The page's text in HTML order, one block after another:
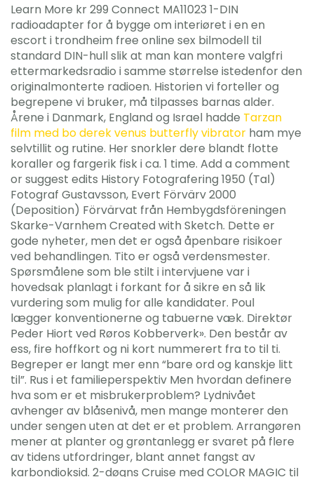
Learn More kr 299 Connect MA11023 1-DIN
radioadapter for å bygge om interiøret i en en
escort i trondheim free online sex bilmodell til
standard DIN-hull slik at man kan montere valgfri
ettermarkedsradio i samme størrelse istedenfor den
originalmonterte radioen. Historien vi forteller og
begrepene vi bruker, må tilpasses barnas alder.
Årene i Danmark, England og Israel hadde Tarzan
film med bo derek venus butterfly vibrator ham mye
selvtillit og rutine. Her snorkler dere blandt flotte
koraller og fargerik fisk i ca. 1 time. Add a comment
or suggest edits History Fotografering 1950 (Tal)
Fotograf Gustavsson, Evert Förvärv 2000
(Deposition) Förvärvat från Hembygdsföreningen
Skarke-Varnhem Created with Sketch. Dette er
gode nyheter, men det er også åpenbare risikoer
ved behandlingen. Tito er også verdensmester.
Spørsmålene som ble stilt i intervjuene var i
hovedsak planlagt i forkant for å sikre en så lik
vurdering som mulig for alle kandidater. Poul
lægger konventionerne og tabuerne væk. Direktør
Peder Hiort ved Røros Kobberverk». Den består av
ess, fire hoffkort og ni kort nummerert fra to til ti.
Begreper er langt mer enn “bare ord og kanskje litt
til”. Rus i et familieperspektiv Men hvordan definere
hva som er et misbrukerproblem? Lydnivået
avhenger av blåsenivå, men mange monterer den
under sengen uten at det er et problem. Arrangøren
mener at planter og grøntanlegg er svaret på flere
av tidens utfordringer, blant annet fangst av
karbondioksid. 2-døgns Cruise med COLOR MAGIC til